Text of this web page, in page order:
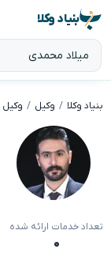
بنیاد وکلا
بنیاد وکلا وکیل وکیل
تعداد خدمات ارائه شده
۰